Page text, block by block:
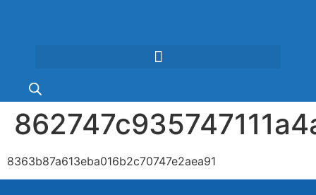
8363b87a613eba016b2c70747e2aea91